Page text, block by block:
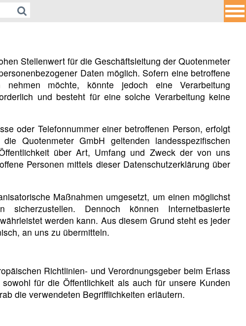
Stellenwert für die Geschäftsleitung der Quotenmeter
Daten möglich. Sofern eine betroffene
möchte, könnte jedoch eine Verarbeitung
und besteht für eine solche Verarbeitung keine
oder Telefonnummer einer betroffenen Person, erfolgt
Quotenmeter GmbH geltenden landesspezifischen
über Art, Umfang und Zweck der von uns
Personen mittels dieser Datenschutzerklärung über
Maßnahmen umgesetzt, um einen möglichst
Dennoch können Internetbasierte
werden kann. Aus diesem Grund steht es jeder
an uns zu übermitteln.
Richtlinien- und Verordnungsgeber beim Erlass
für die Öffentlichkeit als auch für unsere Kunden
die verwendeten Begrifflichkeiten erläutern.